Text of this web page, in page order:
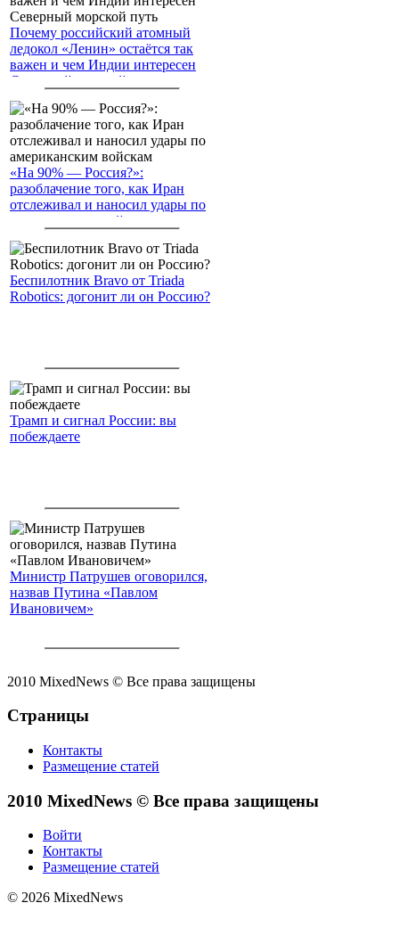
Почему российский атомный
ледокол «Ленин» остаётся так
важен и чем Индии интересен
Северный морской путь
«На 90% — Россия?»:
разоблачение того, как Иран
отслеживал и наносил удары по
американским войскам
Беспилотник Bravo от Triada
Robotics: догонит ли он Россию?
Трамп и сигнал России: вы
побеждаете
Министр Патрушев оговорился,
назвав Путина «Павлом
Ивановичем»
2010 MixedNews © Все права защищены
Страницы
Контакты
Размещение статей
2010 MixedNews © Все права защищены
Войти
Контакты
Размещение статей
© 2026 MixedNews